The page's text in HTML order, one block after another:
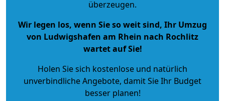
überzeugen.
Wir legen los, wenn Sie so weit sind, Ihr Umzug
von Ludwigshafen am Rhein nach Rochlitz
wartet auf Sie!
Holen Sie sich kostenlose und natürlich
unverbindliche Angebote, damit Sie Ihr Budget
besser planen!